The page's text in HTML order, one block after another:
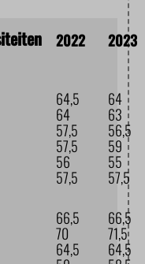
2022 2023
64,5 64
64 63
57,5 56,5
57,5 59
56 55
57,5 57,5
66,5 66,5
70 71,5
64,5 64,5